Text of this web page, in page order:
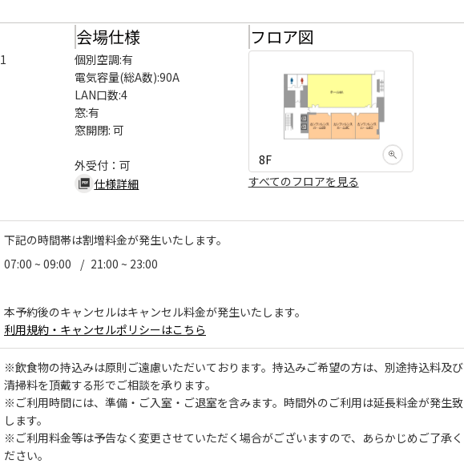
1
会場仕様
個別空調:有
電気容量(総A数):90A
LAN口数:4
窓:有
窓開閉: 可
外受付：可
仕様詳細
フロア図
8F
すべてのフロアを見る
下記の時間帯は割増料金が発生いたします。
07:00 ~ 09:00
/ 21:00 ~ 23:00
本予約後のキャンセルはキャンセル料金が発生いたします。
利用規約・キャンセルポリシーはこちら
※飲食物の持込みは原則ご遠慮いただいております。持込みご希望の方は、別途持込料及び
清掃料を頂戴する形でご相談を承ります。
※ご利用時間には、準備・ご入室・ご退室を含みます。時間外のご利用は延長料金が発生致
します。
※ご利用料金等は予告なく変更させていただく場合がございますので、あらかじめご了承く
ださい。